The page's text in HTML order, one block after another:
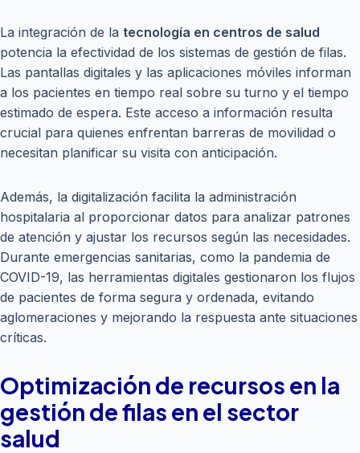
La integración de la tecnología en centros de salud
potencia la efectividad de los sistemas de gestión de filas.
Las pantallas digitales y las aplicaciones móviles informan
a los pacientes en tiempo real sobre su turno y el tiempo
estimado de espera. Este acceso a información resulta
crucial para quienes enfrentan barreras de movilidad o
necesitan planificar su visita con anticipación.
Además, la digitalización facilita la administración
hospitalaria al proporcionar datos para analizar patrones
de atención y ajustar los recursos según las necesidades.
Durante emergencias sanitarias, como la pandemia de
COVID-19, las herramientas digitales gestionaron los flujos
de pacientes de forma segura y ordenada, evitando
aglomeraciones y mejorando la respuesta ante situaciones
críticas.
Optimización de recursos en la
gestión de filas en el sector
salud